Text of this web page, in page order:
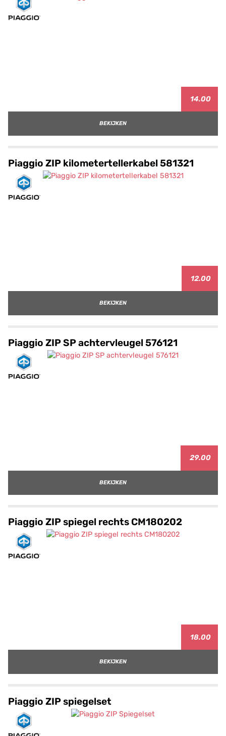
14.00
BEKIJKEN
Piaggio ZIP kilometertellerkabel 581321
12.00
BEKIJKEN
Piaggio ZIP SP achtervleugel 576121
29.00
BEKIJKEN
Piaggio ZIP spiegel rechts CM180202
18.00
BEKIJKEN
Piaggio ZIP spiegelset